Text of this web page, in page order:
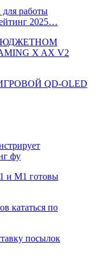
работы
2025…
X AX V2
QD-OLED
фу
и M1 готовы
кататься по
посылок